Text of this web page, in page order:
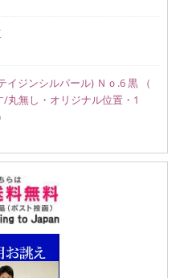
イジンシルパール) Ｎｏ.6 黒 （
丸無し・オリジナル位置・1